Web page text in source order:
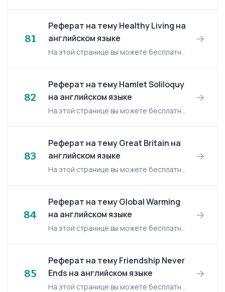
81
Реферат на тему Healthy Living на
английском языке
На этой странице вы можете бесплатно читать реферат на английском языке: Healthy Living. Healthy Living It is a pleasure to look at a strong, athletic man and slim beautiful lady. I...
→
82
Реферат на тему Hamlet Soliloquy
на английском языке
На этой странице вы можете бесплатно читать реферат на английском языке: Hamlet Soliloquy. Hamlet Soliloquy To be, or not to be, that is the question: Whether "tis nobler in the mind to s...
→
83
Реферат на тему Great Britain на
английском языке
На этой странице вы можете бесплатно читать реферат на английском языке: Great Britain. Great Britain The United Kingdom of Great Britain and Northern Ireland (commonly known as the United...
→
84
Реферат на тему Global Warming
на английском языке
На этой странице вы можете бесплатно читать реферат на английском языке: Global Warming. Global Warming What is the greenhouse effect, and is it affecting our climate? The greenhou...
→
85
Реферат на тему Friendship Never
Ends на английском языке
На этой странице вы можете бесплатно читать реферат на английском языке: Friendship Never Ends. Friendship Never Ends To learn how to win friends, study the technique of the greatest ...
→